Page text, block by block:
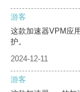
游客
这款加速器VPM应
护。
2024-12-11
游客